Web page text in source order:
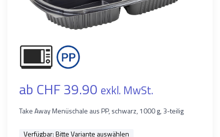
ab CHF 39.90 exkl. MwSt.
Take Away Menüschale aus PP, schwarz, 1000 g, 3-teilig
Verfügbar:Bitte Variante auswählen